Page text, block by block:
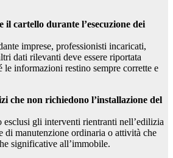
il cartello durante l’esecuzione dei
imprese, professionisti incaricati,
dati rilevanti deve essere riportata
le informazioni restino sempre corrette e
che non richiedono l’installazione del
esclusi gli interventi rientranti nell’edilizia
di manutenzione ordinaria o attività che
significative all’immobile.